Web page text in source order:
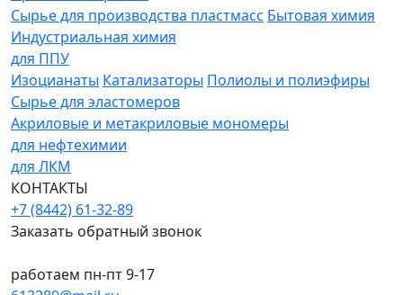
Сырье для производства пластмасс Бытовая химия
Индустриальная химия
для ППУ
Изоцианаты Катализаторы Полиолы и полиэфиры
Сырье для эластомеров
Акриловые и метакриловые мономеры
для нефтехимии
для ЛКМ
КОНТАКТЫ
+7 (8442) 61-32-89
Заказать обратный звонок
работаем пн-пт 9-17